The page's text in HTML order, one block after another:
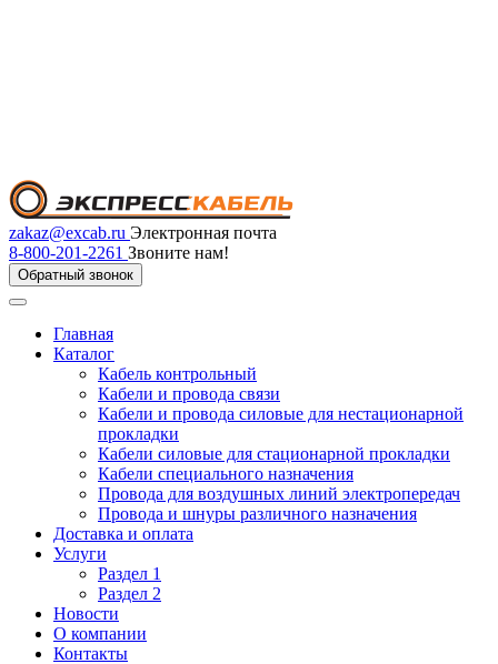
zakaz@excab.ru Электронная почта
8-800-201-2261 Звоните нам!
Обратный звонок
Главная
Каталог
Кабель контрольный
Кабели и провода связи
Кабели и провода силовые для нестационарной
прокладки
Кабели силовые для стационарной прокладки
Кабели специального назначения
Провода для воздушных линий электропередач
Провода и шнуры различного назначения
Доставка и оплата
Услуги
Раздел 1
Раздел 2
Новости
О компании
Контакты